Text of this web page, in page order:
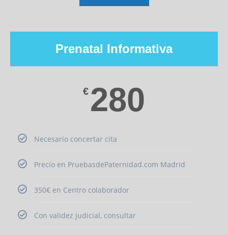
Prenatal Informativa
€ 280
Necesario concertar cita
Precio en PruebasdePaternidad.com Madrid
350€ en Centro colaborador
Con validez judicial, consultar